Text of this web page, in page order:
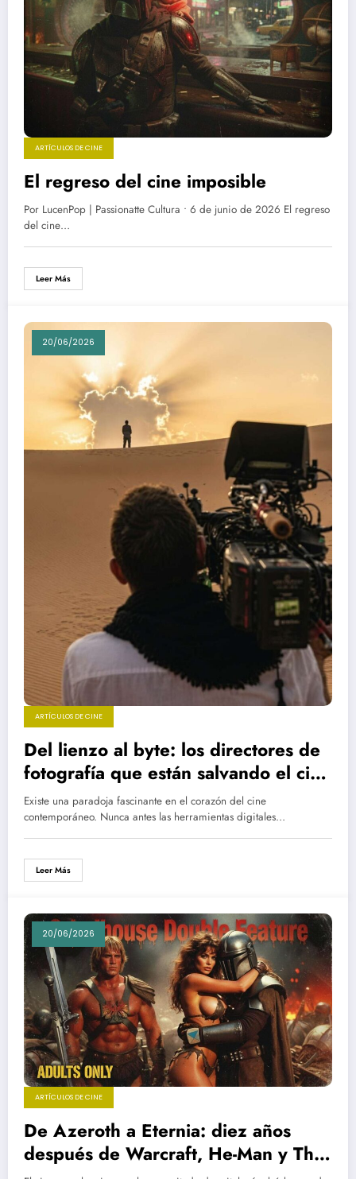
ARTÍCULOS DE CINE
El regreso del cine imposible
Por LucenPop | Passionatte Cultura • 6 de junio de 2026 El regreso
del cine…
Leer Más
20/06/2026
ARTÍCULOS DE CINE
Del lienzo al byte: los directores de
fotografía que están salvando el cine
moderno
Existe una paradoja fascinante en el corazón del cine
contemporáneo. Nunca antes las herramientas digitales…
Leer Más
20/06/2026
ARTÍCULOS DE CINE
De Azeroth a Eternia: diez años
después de Warcraft, He-Man y The